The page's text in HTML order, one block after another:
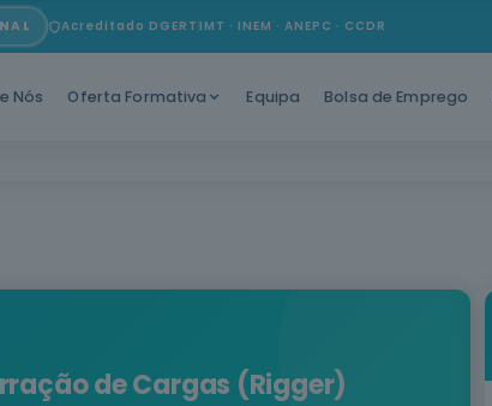
Acreditado DGERT IMT · INEM · ANEPC · CCDR
Nós Oferta Formativa Equipa Bolsa de Emprego
de Cargas (Rigger)